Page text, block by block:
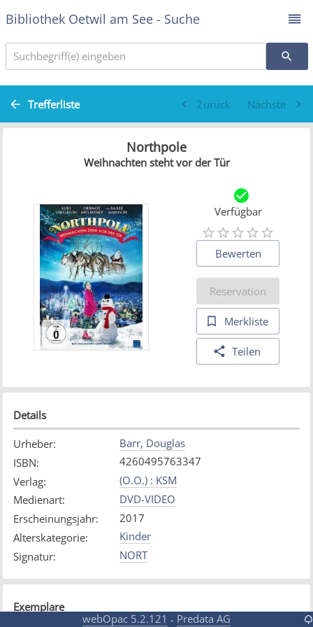
Bibliothek Oetwil am See - Suche
Suchbegriff(e) eingeben
Trefferliste Zurück Nächste
Northpole
Weihnachten steht vor der Tür
Verfügbar
Bewerten
Reservation
Merkliste
Teilen
Details
Urheber:
Barr, Douglas
ISBN:
4260495763347
Verlag:
(O.O.) : KSM
Medienart:
DVD-VIDEO
Erscheinungsjahr:
2017
Alterskategorie:
Kinder
Signatur: NORT
Exemplare
webOpac 5.2.121 - Predata AG